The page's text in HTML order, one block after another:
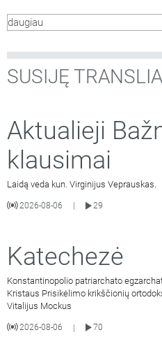
rezidentas,Vilniaus ir Utenos
daugiau
SUSIJĘ
Aktualieji
klausimai
Laidą veda kun. Virginijus Veprauskas.
2026-08-06
29
Katechezė
Konstantinopolio patriarchato
Kristaus Prisikėlimo krikščionių
Vitalijus Mockus
2026-08-06 |
70